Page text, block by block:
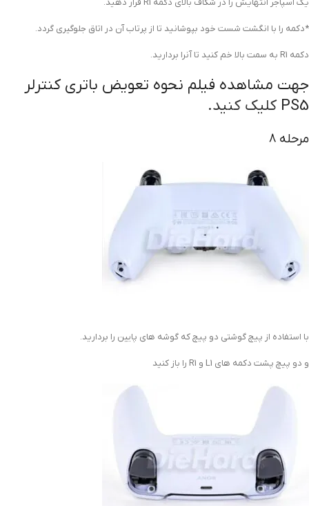
یک اسپاجر انتهایش را در شکاف بالای دکمه R1 قرار دهید.
*دکمه را با انگشت شست خود بپوشانید تا از پرتاب آن در اتاق جلوگیری گردد.
دکمه R1 به سمت بالا خم کنید تا آنرا بردارید.
جهت مشاهده فیلم نحوه تعویض باتری کنترلر
PS5 کلیک کنید.
مرحله 8
با استفاده از پیچ گوشتی دو پیچ که گوشه های پایین را بردارید.
و دو پیچ پشت دکمه های L1 و R1 را باز کنید